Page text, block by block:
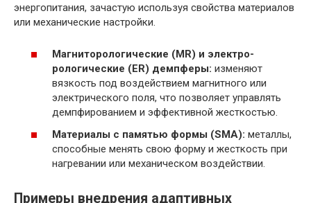
энергопитания, зачастую используя свойства материалов
или механические настройки.
Магниторологические (MR) и электро-
рологические (ER) демпферы: изменяют
вязкость под воздействием магнитного или
электрического поля, что позволяет управлять
демпфированием и эффективной жесткостью.
Материалы с памятью формы (SMA): металлы,
способные менять свою форму и жесткость при
нагревании или механическом воздействии.
Примеры внедрения адаптивных